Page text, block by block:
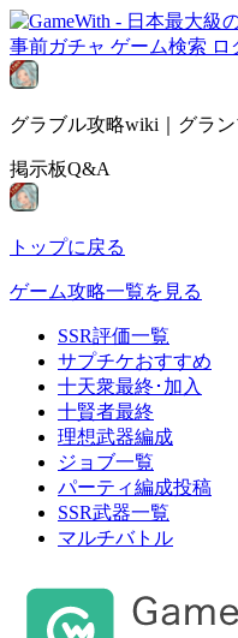
事前ガチャ ゲーム検索 ロ
グラブル攻略wiki｜グラ
掲示板Q&A
トップに戻る
ゲーム攻略一覧を見る
SSR評価一覧
サプチケおすすめ
十天衆最終･加入
十賢者最終
理想武器編成
ジョブ一覧
パーティ編成投稿
SSR武器一覧
マルチバトル